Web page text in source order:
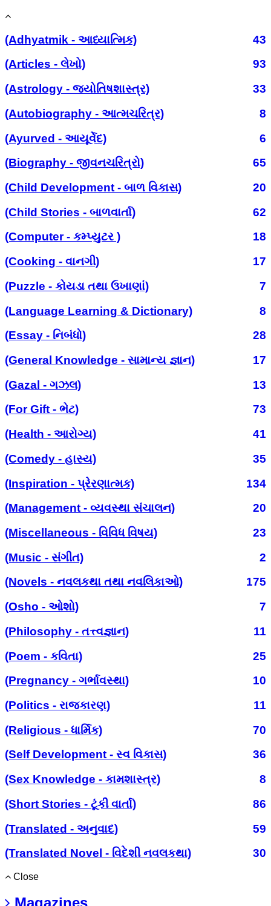
(Adhyatmik - આધ્યાત્મિક)
43
(Articles - લેખો)
93
(Astrology - જ્યોતિષશાસ્ત્ર)
33
(Autobiography - આત્મચરિત્ર)
8
(Ayurved - આયૂર્વેદ)
6
(Biography - જીવનચરિત્રો)
65
(Child Development - બાળ વિકાસ)
20
(Child Stories - બાળવાર્તા)
62
(Computer - કમ્પ્યુટર )
18
(Cooking - વાનગી)
17
(Puzzle - કોયડા તથા ઉખાણાં)
7
(Language Learning & Dictionary)
8
(Essay - નિબંધો)
28
(General Knowledge - સામાન્ય જ્ઞાન)
17
(Gazal - ગઝલ)
13
(For Gift - ભેટ)
73
(Health - આરોગ્ય)
41
(Comedy - હાસ્ય)
35
(Inspiration - પ્રેરણાત્મક)
134
(Management - વ્યવસ્થા સંચાલન)
20
(Miscellaneous - વિવિધ વિષય)
23
(Music - સંગીત)
2
(Novels - નવલકથા તથા નવલિકાઓ)
175
(Osho - ઓશો)
7
(Philosophy - તત્ત્વજ્ઞાન)
11
(Poem - કવિતા)
25
(Pregnancy - ગર્ભાવસ્થા)
10
(Politics - રાજકારણ)
11
(Religious - ધાર્મિક)
70
(Self Development - સ્વ વિકાસ)
36
(Sex Knowledge - કામશાસ્ત્ર)
8
(Short Stories - ટૂંકી વાર્તા)
86
(Translated - અનુવાદ)
59
(Translated Novel - વિદેશી નવલકથા)
30
Close
Magazines